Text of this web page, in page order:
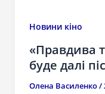
Новини кіно
«Правдива
буде далі
Олена Василенко/